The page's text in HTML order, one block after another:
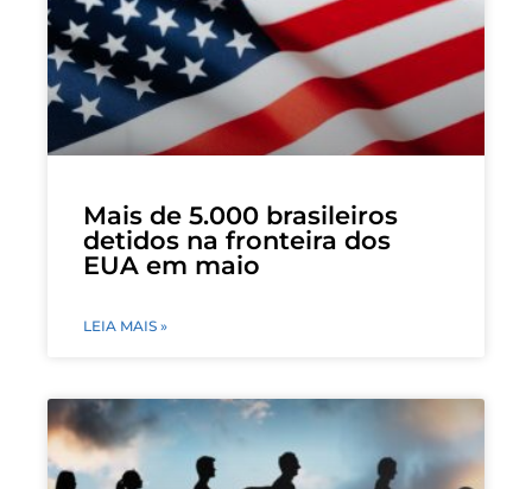
Mais de 5.000 brasileiros
detidos na fronteira dos
EUA em maio
LEIA MAIS »